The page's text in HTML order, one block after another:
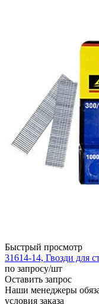
Быстрый просмотр
31614-14, Гвозди для
по запросу/шт
Оставить запрос
Наши менеджеры
условия заказа